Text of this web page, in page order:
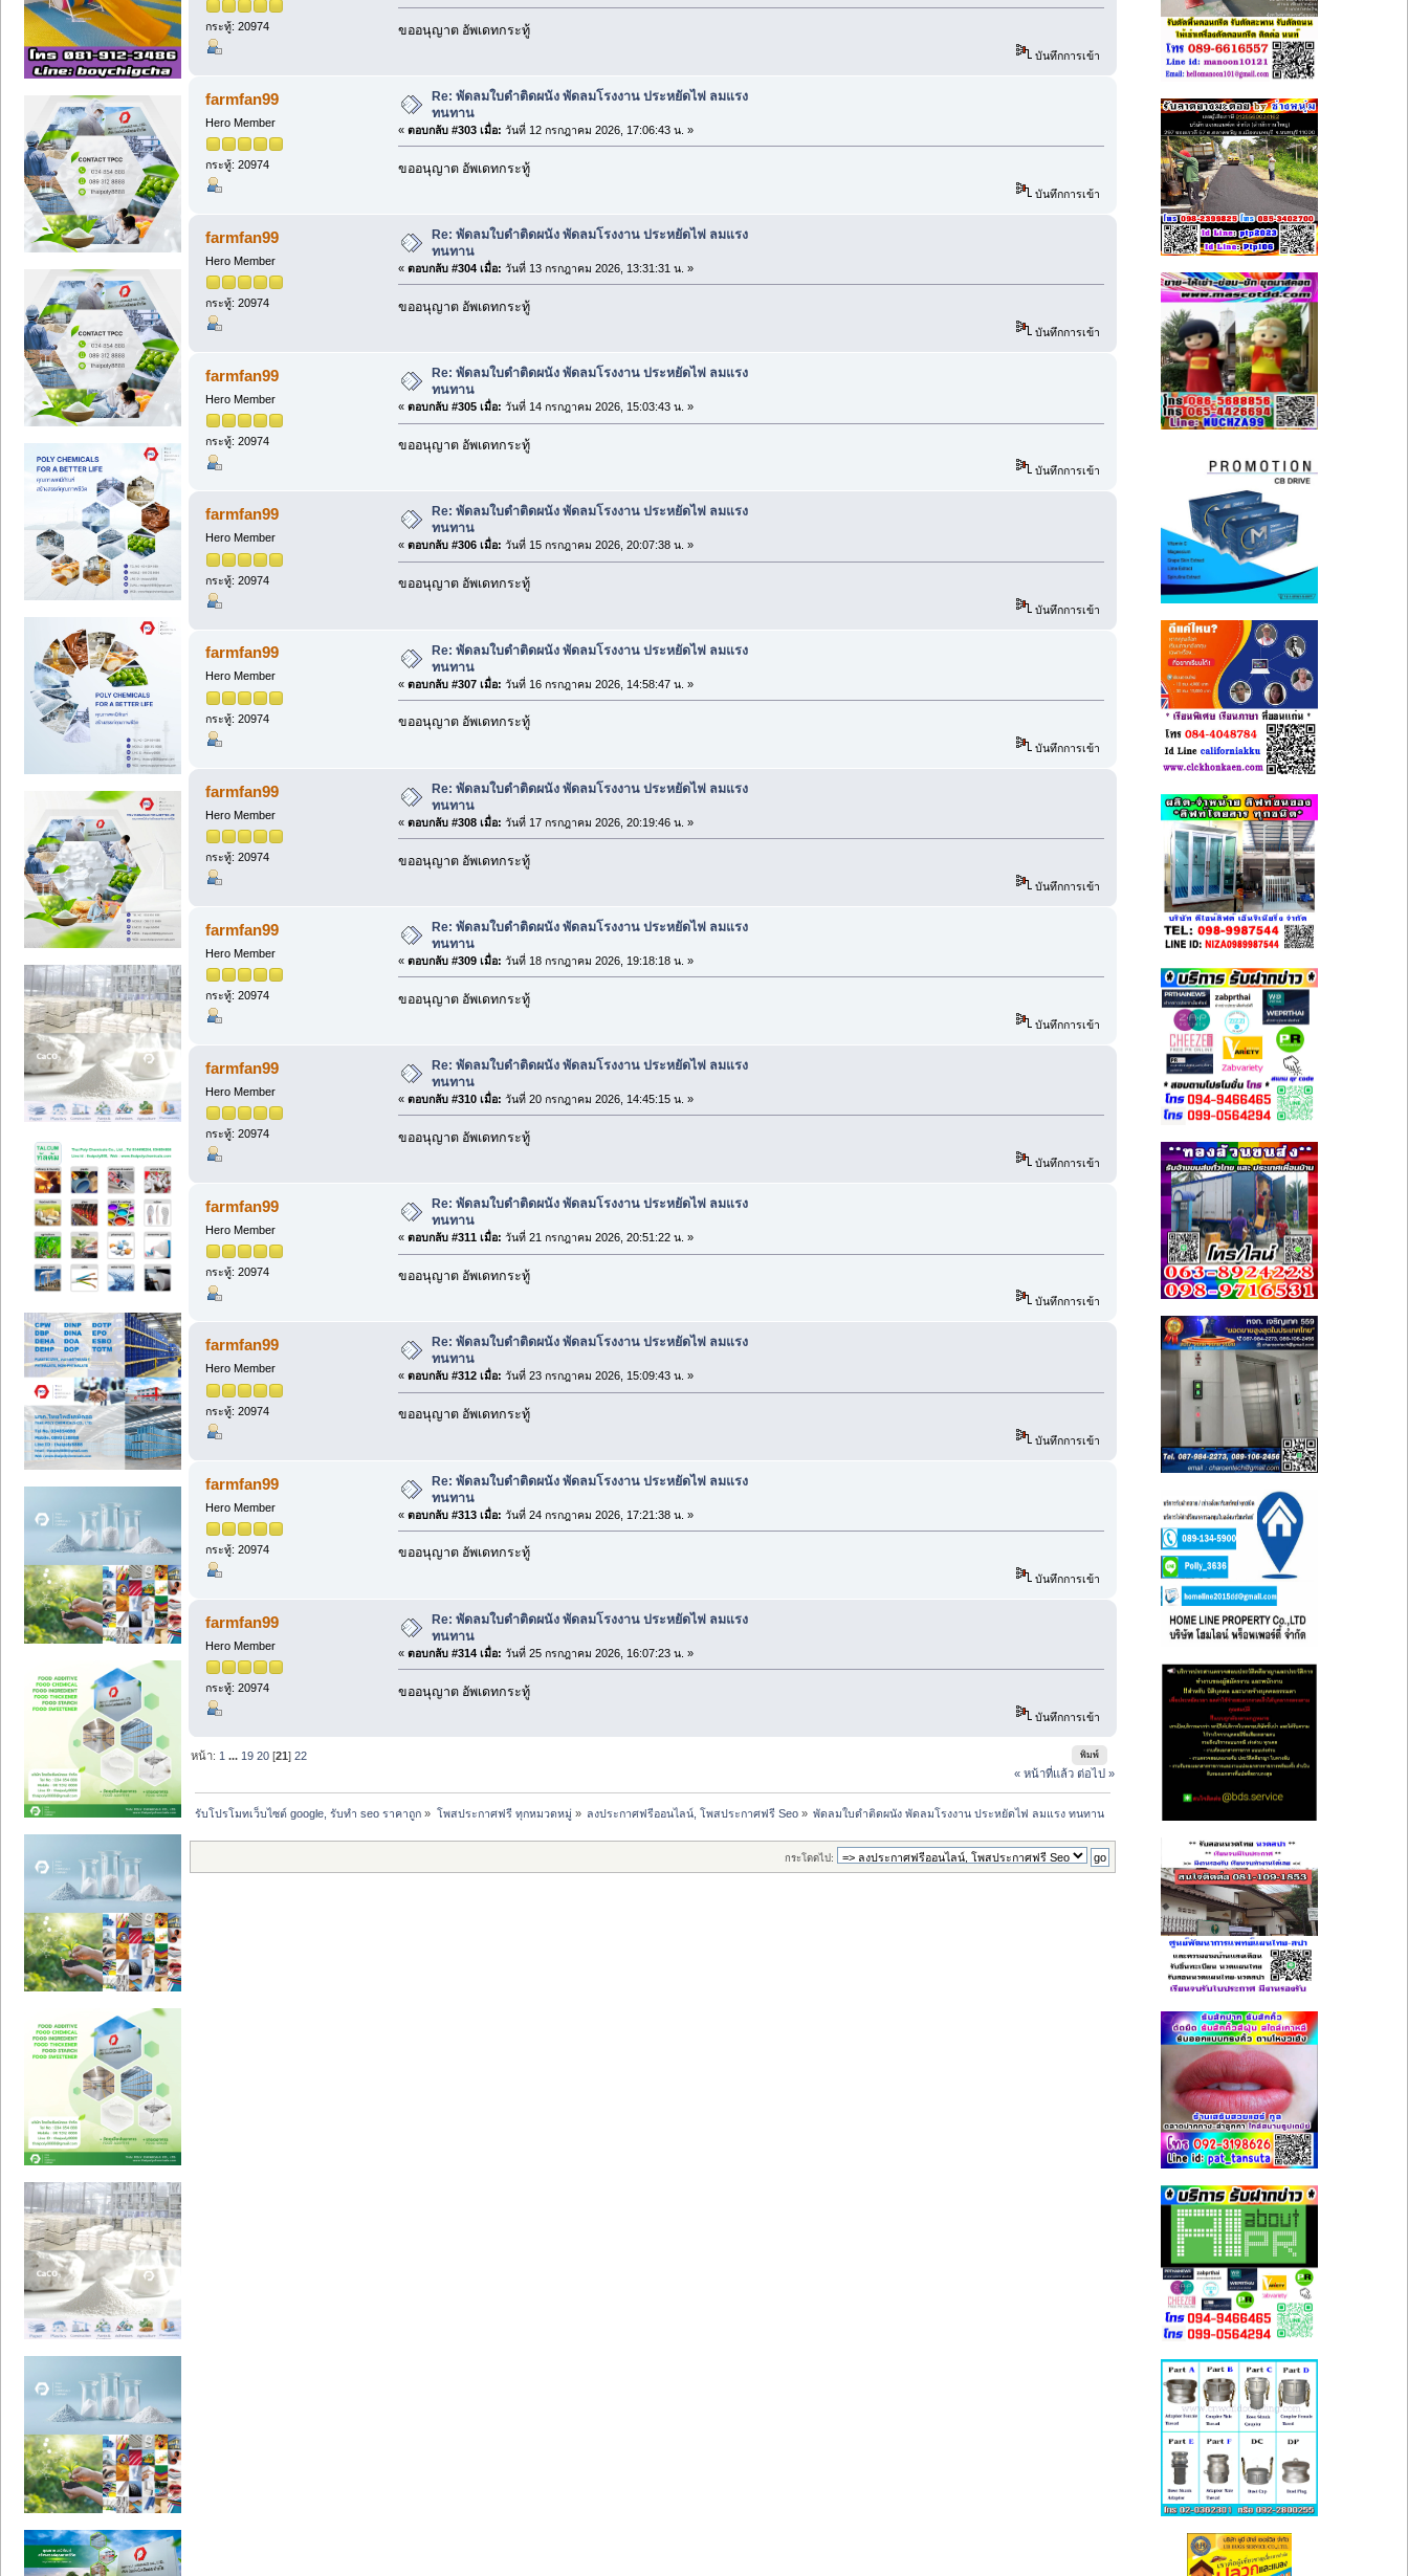
กระทู้: 20974 ขออนุญาต อัพเดทกระทู้
บันทึกการเข้า
farmfan99
Hero Member
กระทู้: 20974
Re: พัดลมใบดำติดผนัง พัดลมโรงงาน ประหยัดไฟ ลมแรง
ทนทาน
« ตอบกลับ #303 เมื่อ: วันที่ 12 กรกฎาคม 2026, 17:06:43 น. »
ขออนุญาต อัพเดทกระทู้
บันทึกการเข้า
farmfan99
Hero Member
กระทู้: 20974
Re: พัดลมใบดำติดผนัง พัดลมโรงงาน ประหยัดไฟ ลมแรง
ทนทาน
« ตอบกลับ #304 เมื่อ: วันที่ 13 กรกฎาคม 2026, 13:31:31 น. »
ขออนุญาต อัพเดทกระทู้
บันทึกการเข้า
farmfan99
Hero Member
กระทู้: 20974
Re: พัดลมใบดำติดผนัง พัดลมโรงงาน ประหยัดไฟ ลมแรง
ทนทาน
« ตอบกลับ #305 เมื่อ: วันที่ 14 กรกฎาคม 2026, 15:03:43 น. »
ขออนุญาต อัพเดทกระทู้
บันทึกการเข้า
farmfan99
Hero Member
กระทู้: 20974
Re: พัดลมใบดำติดผนัง พัดลมโรงงาน ประหยัดไฟ ลมแรง
ทนทาน
« ตอบกลับ #306 เมื่อ: วันที่ 15 กรกฎาคม 2026, 20:07:38 น. »
ขออนุญาต อัพเดทกระทู้
บันทึกการเข้า
farmfan99
Hero Member
กระทู้: 20974
Re: พัดลมใบดำติดผนัง พัดลมโรงงาน ประหยัดไฟ ลมแรง
ทนทาน
« ตอบกลับ #307 เมื่อ: วันที่ 16 กรกฎาคม 2026, 14:58:47 น. »
ขออนุญาต อัพเดทกระทู้
บันทึกการเข้า
farmfan99
Hero Member
กระทู้: 20974
Re: พัดลมใบดำติดผนัง พัดลมโรงงาน ประหยัดไฟ ลมแรง
ทนทาน
« ตอบกลับ #308 เมื่อ: วันที่ 17 กรกฎาคม 2026, 20:19:46 น. »
ขออนุญาต อัพเดทกระทู้
บันทึกการเข้า
farmfan99
Hero Member
กระทู้: 20974
Re: พัดลมใบดำติดผนัง พัดลมโรงงาน ประหยัดไฟ ลมแรง
ทนทาน
« ตอบกลับ #309 เมื่อ: วันที่ 18 กรกฎาคม 2026, 19:18:18 น. »
ขออนุญาต อัพเดทกระทู้
บันทึกการเข้า
farmfan99
Hero Member
กระทู้: 20974
Re: พัดลมใบดำติดผนัง พัดลมโรงงาน ประหยัดไฟ ลมแรง
ทนทาน
« ตอบกลับ #310 เมื่อ: วันที่ 20 กรกฎาคม 2026, 14:45:15 น. »
ขออนุญาต อัพเดทกระทู้
บันทึกการเข้า
farmfan99
Hero Member
กระทู้: 20974
Re: พัดลมใบดำติดผนัง พัดลมโรงงาน ประหยัดไฟ ลมแรง
ทนทาน
« ตอบกลับ #311 เมื่อ: วันที่ 21 กรกฎาคม 2026, 20:51:22 น. »
ขออนุญาต อัพเดทกระทู้
บันทึกการเข้า
farmfan99
Hero Member
กระทู้: 20974
Re: พัดลมใบดำติดผนัง พัดลมโรงงาน ประหยัดไฟ ลมแรง
ทนทาน
« ตอบกลับ #312 เมื่อ: วันที่ 23 กรกฎาคม 2026, 15:09:43 น. »
ขออนุญาต อัพเดทกระทู้
บันทึกการเข้า
farmfan99
Hero Member
กระทู้: 20974
Re: พัดลมใบดำติดผนัง พัดลมโรงงาน ประหยัดไฟ ลมแรง
ทนทาน
« ตอบกลับ #313 เมื่อ: วันที่ 24 กรกฎาคม 2026, 17:21:38 น. »
ขออนุญาต อัพเดทกระทู้
บันทึกการเข้า
farmfan99
Hero Member
กระทู้: 20974
Re: พัดลมใบดำติดผนัง พัดลมโรงงาน ประหยัดไฟ ลมแรง
ทนทาน
« ตอบกลับ #314 เมื่อ: วันที่ 25 กรกฎาคม 2026, 16:07:23 น. »
ขออนุญาต อัพเดทกระทู้
บันทึกการเข้า
พิมพ์
หน้า: 1 ... 19 20 [21]22
« หน้าที่แล้ว ต่อไป »
รับโปรโมทเว็บไซต์ google, รับทำ seo ราคาถูก » โพสประกาศฟรี ทุกหมวดหมู่» ลงประกาศฟรีออนไลน์, โพสประกาศฟรี Seo» พัดลมใบดำติดผนัง พัดลมโรงงาน ประหยัดไฟ ลมแรง ทนทาน
กระโดดไป: